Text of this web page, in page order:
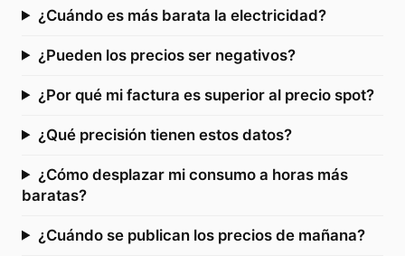
¿Cuándo es más barata la electricidad?
¿Pueden los precios ser negativos?
¿Por qué mi factura es superior al precio spot?
¿Qué precisión tienen estos datos?
¿Cómo desplazar mi consumo a horas más
baratas?
¿Cuándo se publican los precios de mañana?